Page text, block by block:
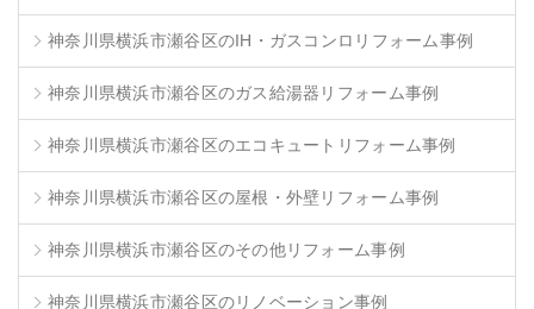
神奈川県横浜市瀬谷区のIH・ガスコンロリフォーム事例
神奈川県横浜市瀬谷区のガス給湯器リフォーム事例
神奈川県横浜市瀬谷区のエコキュートリフォーム事例
神奈川県横浜市瀬谷区の屋根・外壁リフォーム事例
神奈川県横浜市瀬谷区のその他リフォーム事例
神奈川県横浜市瀬谷区のリノベーション事例